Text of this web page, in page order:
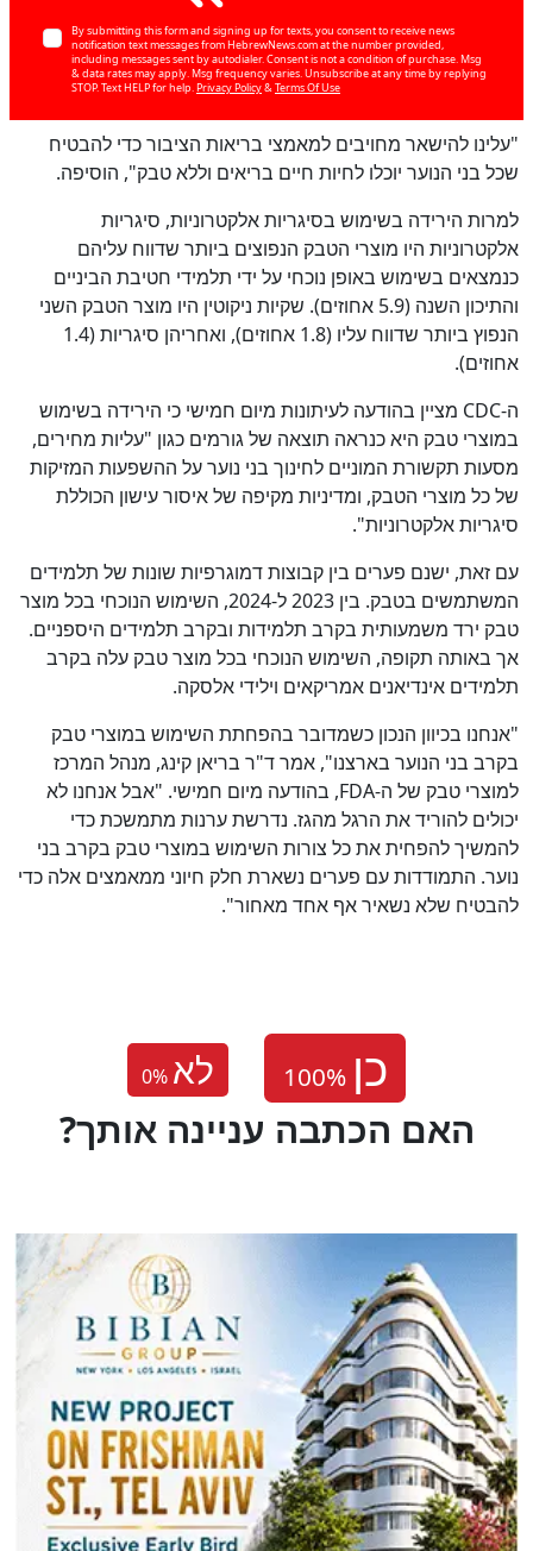
By submitting this form and signing up for texts, you consent to receive news
notification text messages from HebrewNews.com at the number provided,
including messages sent by autodialer. Consent is not a condition of purchase. Msg
& data rates may apply. Msg frequency varies. Unsubscribe at any time by replying
STOP. Text HELP for help. Privacy Policy& Terms Of Use
"עלינו להישאר מחויבים למאמצי בריאות הציבור כדי להבטיח
שכל בני הנוער יוכלו לחיות חיים בריאים וללא טבק", הוסיפה.
למרות הירידה בשימוש בסיגריות אלקטרוניות, סיגריות
אלקטרוניות היו מוצרי הטבק הנפוצים ביותר שדווח עליהם
כנמצאים בשימוש באופן נוכחי על ידי תלמידי חטיבת הביניים
והתיכון השנה (5.9 אחוזים). שקיות ניקוטין היו מוצר הטבק השני
הנפוץ ביותר שדווח עליו (1.8 אחוזים), ואחריהן סיגריות (1.4
אחוזים).
ה-CDC מציין בהודעה לעיתונות מיום חמישי כי הירידה בשימוש
במוצרי טבק היא כנראה תוצאה של גורמים כגון "עליות מחירים,
מסעות תקשורת המוניים לחינוך בני נוער על ההשפעות המזיקות
של כל מוצרי הטבק, ומדיניות מקיפה של איסור עישון הכוללת
סיגריות אלקטרוניות".
עם זאת, ישנם פערים בין קבוצות דמוגרפיות שונות של תלמידים
המשתמשים בטבק. בין 2023 ל-2024, השימוש הנוכחי בכל מוצר
טבק ירד משמעותית בקרב תלמידות ובקרב תלמידים היספניים.
אך באותה תקופה, השימוש הנוכחי בכל מוצר טבק עלה בקרב
תלמידים אינדיאנים אמריקאים וילידי אלסקה.
"אנחנו בכיוון הנכון כשמדובר בהפחתת השימוש במוצרי טבק
בקרב בני הנוער בארצנו", אמר ד"ר בריאן קינג, מנהל המרכז
למוצרי טבק של ה-FDA, בהודעה מיום חמישי. "אבל אנחנו לא
יכולים להוריד את הרגל מהגז. נדרשת ערנות מתמשכת כדי
להמשיך להפחית את כל צורות השימוש במוצרי טבק בקרב בני
נוער. התמודדות עם פערים נשארת חלק חיוני ממאמצים אלה כדי
להבטיח שלא נשאיר אף אחד מאחור".
0% לא
100%כן
?האם הכתבה עניינה אותך